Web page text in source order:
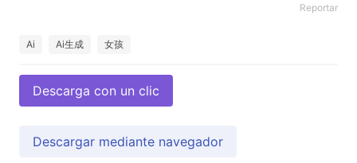
Reportar
Ai Ai生成 女孩
Descarga con un clic
Descargar mediante navegador